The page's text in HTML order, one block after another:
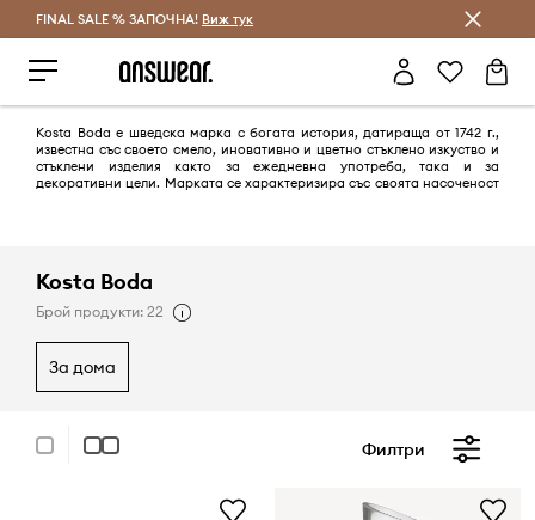
Спестявай с Answear Club
FINAL SALE % ЗАПОЧНА! Виж тук
Kosta Boda е шведска марка с богата история, датираща от 1742 г.,
известна със своето смело, иновативно и цветно стъклено изкуство и
стъклени изделия както за ежедневна употреба, така и за
декоративни цели. Марката се характеризира със своята насоченост
Kosta Boda
Брой продукти: 22
за дома
Филтри